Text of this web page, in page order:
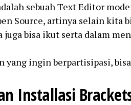
sebuah Text Editor
Source, artinya selain kita
juga bisa ikut serta dalam
yang ingin berpartisipasi,
Installasi